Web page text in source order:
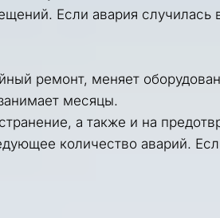
Если авария случилась
ремонт, меняет
месяцы.
а также и на
количество аварий.